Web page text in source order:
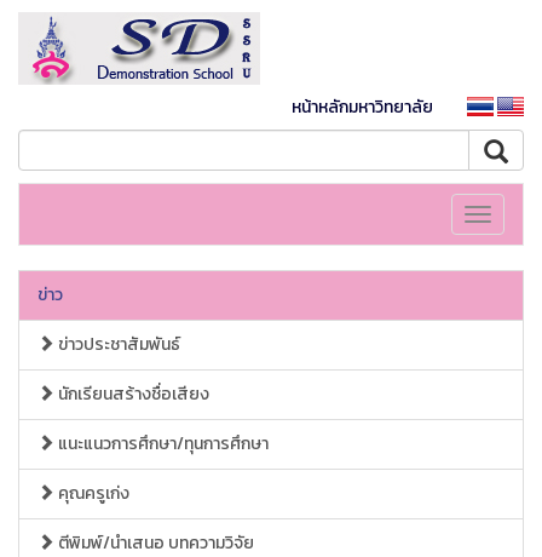
หน้าหลักมหาวิทยาลัย
Toggle
ข่าว
ข่าวประชาสัมพันธ์
นักเรียนสร้างชื่อเสียง
แนะแนวการศึกษา/ทุนการศึกษา
คุณครูเก่ง
ตีพิมพ์/นำเสนอ บทความวิจัย